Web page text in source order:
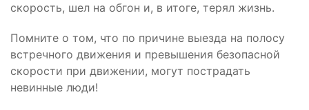
скорость, шел на обгон и, в итоге, терял жизнь.
Помните о том, что по причине выезда на полосу
встречного движения и превышения безопасной
скорости при движении, могут пострадать
невинные люди!